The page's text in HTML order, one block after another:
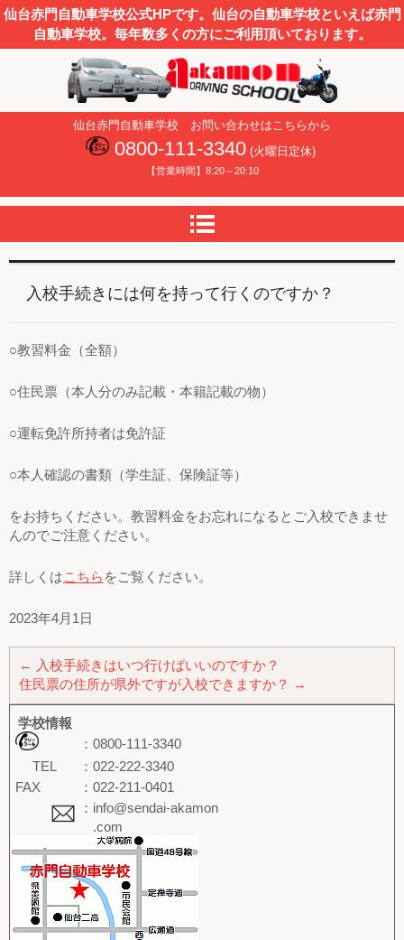
仙台赤門自動車学校
仙台赤門自動車学校公式HPです。仙台の自動車学校といえば赤門
自動車学校。毎年数多くの方にご利用頂いております。
仙台赤門自動車学校 お問い合わせはこちらから
0800-111-3340 (火曜日定休)
【営業時間】8:20～20:10
入校手続きには何を持って行くのですか？
○教習料金（全額）
○住民票（本人分のみ記載・本籍記載の物）
○運転免許所持者は免許証
○本人確認の書類（学生証、保険証等）
をお持ちください。教習料金をお忘れになるとご入校できませ
んのでご注意ください。
詳しくはこちら をご覧ください。
2023年4月1日
←
入校手続きはいつ行けばいいのですか？
住民票の住所が県外ですが入校できますか？
→
学校情報
：0800-111-3340
TEL
：022-222-3340
FAX
：022-211-0401
：info@sendai-akamon
.com